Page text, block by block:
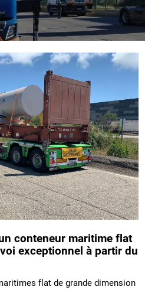
conteneur maritime flat
exceptionnel à partir du
flat de grande dimension